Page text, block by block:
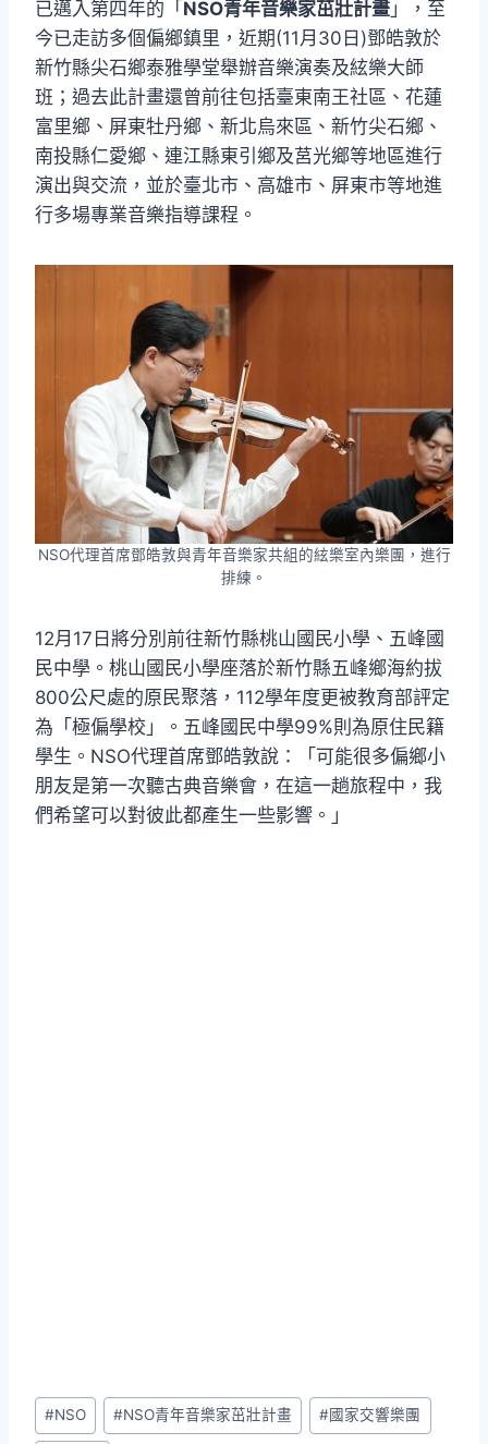
已邁入第四年的「NSO青年音樂家茁壯計畫 」，至
今已走訪多個偏鄉鎮里，近期(11月30日)鄧皓敦於
新竹縣尖石鄉泰雅學堂舉辦音樂演奏及絃樂大師
班；過去此計畫還曾前往包括臺東南王社區、花蓮
富里鄉、屏東牡丹鄉、新北烏來區、新竹尖石鄉、
南投縣仁愛鄉、連江縣東引鄉及莒光鄉等地區進行
演出與交流，並於臺北市、高雄市、屏東市等地進
行多場專業音樂指導課程。
NSO代理首席鄧皓敦與青年音樂家共組的絃樂室內樂團，進行
排練。
12月17日將分別前往新竹縣桃山國民小學、五峰國
民中學。桃山國民小學座落於新竹縣五峰鄉海約拔
800公尺處的原民聚落，112學年度更被教育部評定
為「極偏學校」。五峰國民中學99%則為原住民籍
學生。NSO代理首席鄧皓敦說：「可能很多偏鄉小
朋友是第一次聽古典音樂會，在這一趟旅程中，我
們希望可以對彼此都產生一些影響。」
Post
Tags:
#NSO #NSO青年音樂家茁壯計畫 #國家交響樂團